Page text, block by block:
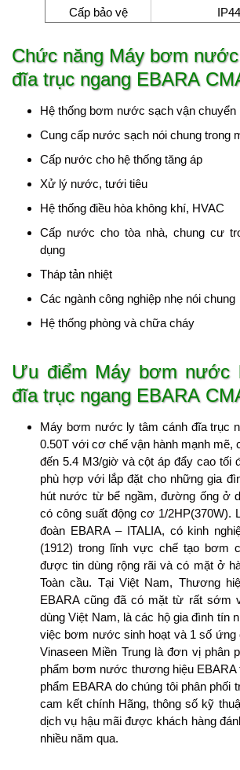
Cấp bảo vệ
IP44
Chức năng Máy bơm
đĩa trục ngang EBARA
Hệ thống bơm nước sạch vận chuyển
Cung cấp nước sạch nói chung trong
Cấp nước cho hệ thống tăng áp
Xử lý nước, tưới tiêu
Hệ thống điều hòa không khí, HVAC
Cấp nước cho tòa nhà, chung cư
dụng
Tháp tản nhiệt
Các ngành công nghiệp nhẹ nói chung
Hệ thống phòng và chữa cháy
Ưu điểm Máy bơm nước
đĩa trục ngang EBARA
Máy bơm nước ly tâm cánh đĩa trục
0.50T với cơ chế vận hành mạnh mẽ,
đến 5.4 M3/giờ và cột áp đẩy cao tối
phù hợp với lắp đặt cho những gia
hút nước từ bể ngầm, đường ống ở
có công suất động cơ 1/2HP(370W).
đoàn EBARA – ITALIA, có kinh
(1912) trong lĩnh vực chế tạo bơm
được tin dùng rộng rãi và có mặt ở
Toàn cầu. Tại Việt Nam, Thương
EBARA cũng đã có mặt từ rất sớm
dùng Việt Nam, là các hộ gia đình tín
việc bơm nước sinh hoạt và 1 số ứng
Vinaseen Miền Trung là đơn vị phân
phẩm bơm nước thương hiệu EBARA
phẩm EBARA do chúng tôi phân phối
cam kết chính Hãng, thông số kỹ
dịch vụ hậu mãi được khách hàng
nhiều năm qua.